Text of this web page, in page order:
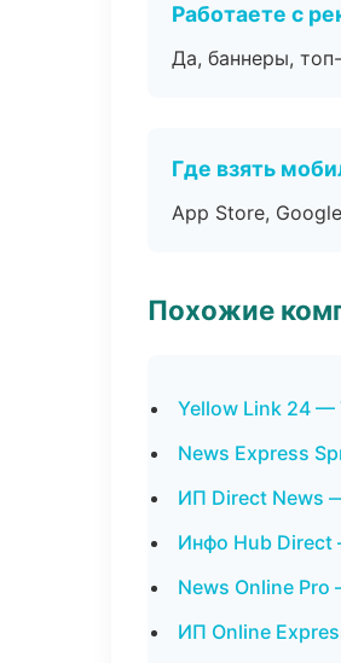
Работаете с
Да, баннеры,
Где взять
App Store,
Похожие
Yellow Link 24 —
News Express
ИП Direct News
Инфо Hub Direct
News Online
ИП Online